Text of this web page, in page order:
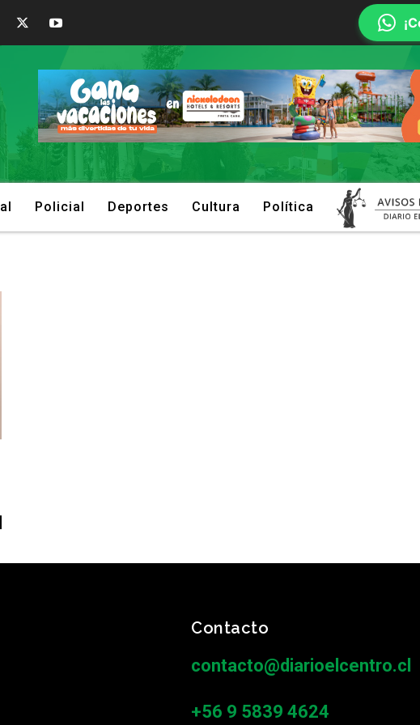
Policial Deportes Cultura Política
Contacto
contacto@diarioelcentro.cl
+56 9 5839 4624